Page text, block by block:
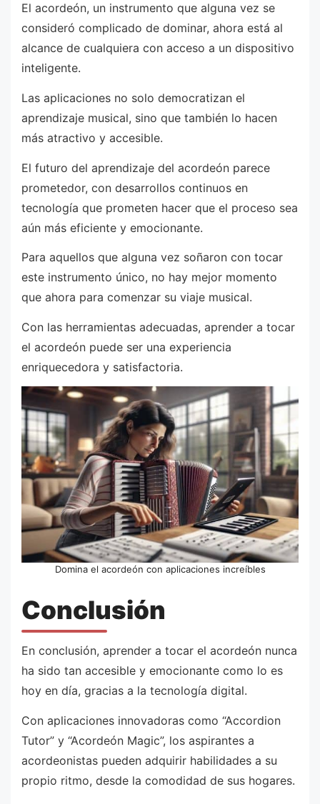
El acordeón, un instrumento que alguna vez se
consideró complicado de dominar, ahora está al
alcance de cualquiera con acceso a un dispositivo
inteligente.
Las aplicaciones no solo democratizan el
aprendizaje musical, sino que también lo hacen
más atractivo y accesible.
El futuro del aprendizaje del acordeón parece
prometedor, con desarrollos continuos en
tecnología que prometen hacer que el proceso sea
aún más eficiente y emocionante.
Para aquellos que alguna vez soñaron con tocar
este instrumento único, no hay mejor momento
que ahora para comenzar su viaje musical.
Con las herramientas adecuadas, aprender a tocar
el acordeón puede ser una experiencia
enriquecedora y satisfactoria.
Domina el acordeón con aplicaciones increíbles
Conclusión
En conclusión, aprender a tocar el acordeón nunca
ha sido tan accesible y emocionante como lo es
hoy en día, gracias a la tecnología digital.
Con aplicaciones innovadoras como “Accordion
Tutor” y “Acordeón Magic”, los aspirantes a
acordeonistas pueden adquirir habilidades a su
propio ritmo, desde la comodidad de sus hogares.